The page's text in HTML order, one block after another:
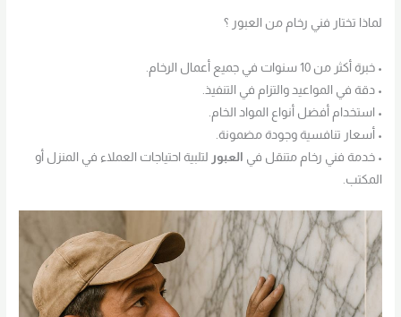
لماذا تختار فني رخام من العبور ؟
• خبرة أكثر من 10 سنوات في جميع أعمال الرخام.
• دقة في المواعيد والتزام في التنفيذ.
• استخدام أفضل أنواع المواد الخام.
• أسعار تنافسية وجودة مضمونة.
• خدمة فني رخام متنقل في العبور لتلبية احتياجات العملاء في المنزل أو
المكتب.